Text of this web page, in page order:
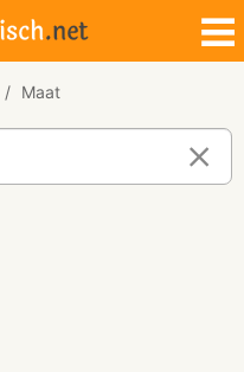
Maat